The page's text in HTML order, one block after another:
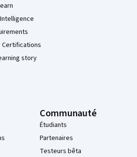
Certifications
story
Communauté
Étudiants
Partenaires
Testeurs bêta